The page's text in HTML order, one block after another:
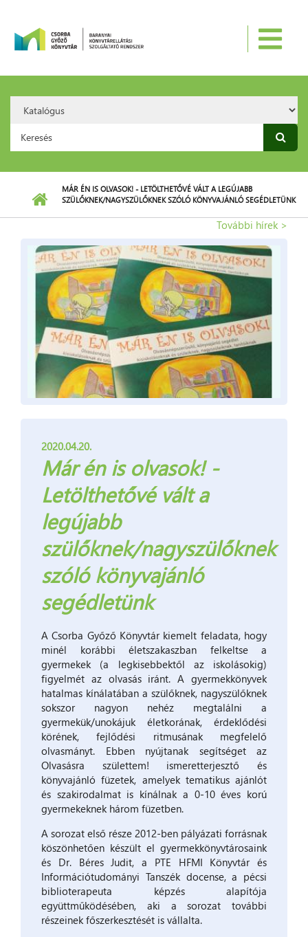
Option:
Keresés űrlap
MÁR ÉN IS OLVASOK! - LETÖLTHETŐVÉ VÁLT A LEGÚJABB
SZÜLŐKNEK/NAGYSZÜLŐKNEK SZÓLÓ KÖNYVAJÁNLÓ SEGÉDLETÜNK
További hírek >
2020.04.20.
Már én is olvasok! -
Letölthetővé vált a
legújabb
szülőknek/nagyszülőknek
szóló könyvajánló
segédletünk
A Csorba Győző Könyvtár kiemelt feladata, hogy
minél korábbi életszakaszban felkeltse a
gyermekek (a legkisebbektől az iskolásokig)
figyelmét az olvasás iránt. A gyermekkönyvek
hatalmas kínálatában a szülőknek, nagyszülőknek
sokszor nagyon nehéz megtalálni a
gyermekük/unokájuk életkorának, érdeklődési
körének, fejlődési ritmusának megfelelő
olvasmányt. Ebben nyújtanak segítséget az
Olvasásra születtem! ismeretterjesztő és
könyvajánló füzetek, amelyek tematikus ajánlót
és szakirodalmat is kínálnak a 0-10 éves korú
gyermekeknek három füzetben.
A sorozat első része 2012-ben pályázati forrásnak
köszönhetően készült el gyermekkönyvtárosaink
és Dr. Béres Judit, a PTE HFMI Könyvtár és
Információtudományi Tanszék docense, a pécsi
biblioterapeuta képzés alapítója
együttműködésében, aki a sorozat további
részeinek főszerkesztését is vállalta.